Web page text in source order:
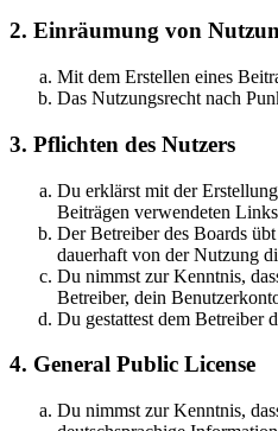
2. Einräumung von
Mit dem Erstellen eines
Das Nutzungsrecht nach
3. Pflichten des Nutzers
Du erklärst mit der
Beiträgen verwendeten
Der Betreiber des Boards
dauerhaft von der Nutzung
Du nimmst zur Kenntnis,
Betreiber, dein
Du gestattest dem Betreiber
4. General Public License
Du nimmst zur Kenntnis,